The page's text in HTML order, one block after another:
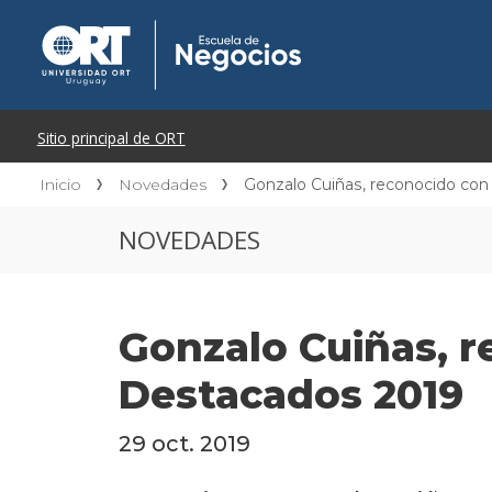
Inicio Novedades Gonzalo Cuiñas, reconocido
NOVEDADES
Gonzalo Cuiñas,
Destacados 2019
29 oct. 2019